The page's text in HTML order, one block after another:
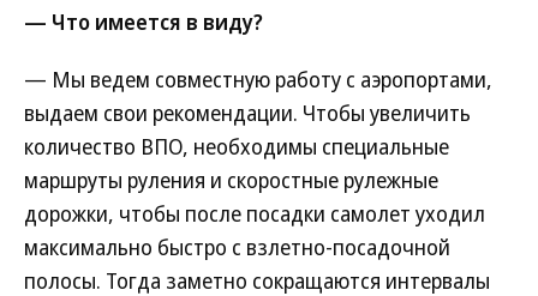
— Что имеется в виду?
— Мы ведем совместную работу с аэропортами,
выдаем свои рекомендации. Чтобы увеличить
количество ВПО, необходимы специальные
маршруты руления и скоростные рулежные
дорожки, чтобы после посадки самолет уходил
максимально быстро с взлетно-посадочной
полосы. Тогда заметно сокращаются интервалы